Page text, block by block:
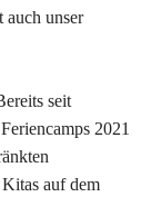
auch unser
seit
2021
auf dem